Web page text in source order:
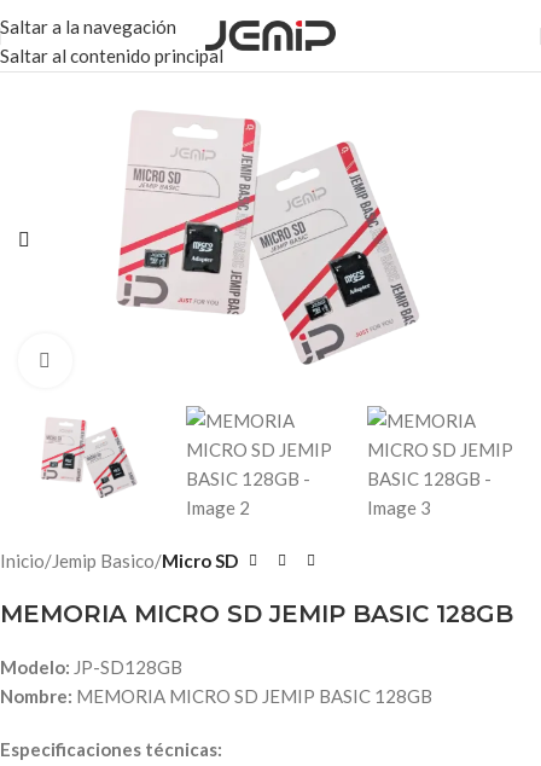
Saltar a la navegación
Saltar al contenido principal
Inicio Jemip Basico Micro SD
MEMORIA MICRO SD JEMIP BASIC 128GB
Modelo: JP-SD128GB
Nombre: MEMORIA MICRO SD JEMIP BASIC 128GB
Especificaciones técnicas: